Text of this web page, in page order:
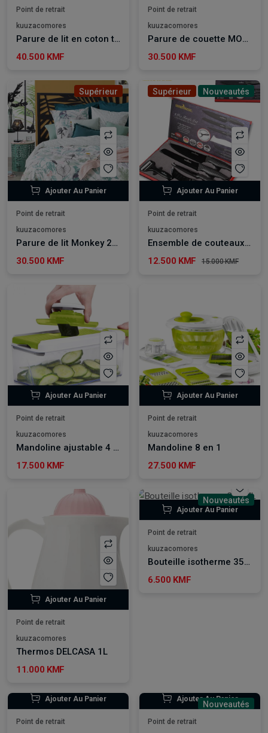
Point de retrait
kuuzacomores
Parure de lit en coton tufté Ivoire 240*220 cm
40.500 KMF
Point de retrait
kuuzacomores
Parure de couette MONSTERA 240*220 cm
30.500 KMF
Supérieur
Ajouter Au Panier
Point de retrait
kuuzacomores
Parure de lit Monkey 240*220 cm
30.500 KMF
Supérieur Nouveautés
Ajouter Au Panier
Point de retrait
kuuzacomores
Ensemble de couteaux professionnels 6 pièces RHEINSTAHL
12.500 KMF
15.000 KMF
Ajouter Au Panier
Point de retrait
kuuzacomores
Mandoline ajustable 4 en 1
17.500 KMF
Ajouter Au Panier
Point de retrait
kuuzacomores
Mandoline 8 en 1
27.500 KMF
Ajouter Au Panier
Point de retrait
kuuzacomores
Thermos DELCASA 1L
11.000 KMF
Nouveautés
Ajouter Au Panier
Point de retrait
kuuzacomores
Bouteille isotherme 350ML ROYALFORD
6.500 KMF
Ajouter Au Panier
Point de retrait
Nouveautés
Ajouter Au Panier
Point de retrait